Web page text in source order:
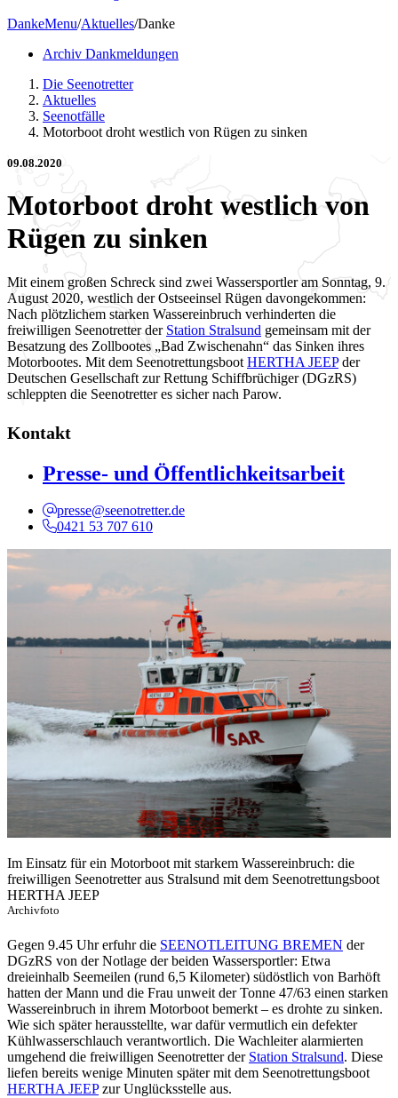
DankeMenu/Aktuelles/Danke
Archiv Dankmeldungen
Die Seenotretter
Aktuelles
Seenotfälle
Motorboot droht westlich von Rügen zu sinken
09.08.2020
Motorboot droht westlich von
Rügen zu sinken
Mit einem großen Schreck sind zwei Wassersportler am Sonntag, 9.
August 2020, westlich der Ostseeinsel Rügen davongekommen:
Nach plötzlichem starken Wassereinbruch verhinderten die
freiwilligen Seenotretter der Station Stralsund gemeinsam mit der
Besatzung des Zollbootes „Bad Zwischenahn“ das Sinken ihres
Motorbootes. Mit dem Seenotrettungsboot HERTHA JEEPder
Deutschen Gesellschaft zur Rettung Schiffbrüchiger (DGzRS)
schleppten die Seenotretter es sicher nach Parow.
Kontakt
Presse- und Öffentlichkeitsarbeit
presse@seenotretter.de
0421 53 707 610
Im Einsatz für ein Motorboot mit starkem Wassereinbruch: die
freiwilligen Seenotretter aus Stralsund mit dem Seenotrettungsboot
HERTHA JEEP
Archivfoto
Gegen 9.45 Uhr erfuhr die SEENOTLEITUNG BREMEN der
DGzRS von der Notlage der beiden Wassersportler: Etwa
dreieinhalb Seemeilen (rund 6,5 Kilometer) südöstlich von Barhöft
hatten der Mann und die Frau unweit der Tonne 47/63 einen starken
Wassereinbruch in ihrem Motorboot bemerkt – es drohte zu sinken.
Wie sich später herausstellte, war dafür vermutlich ein defekter
Kühlwasserschlauch verantwortlich. Die Wachleiter alarmierten
umgehend die freiwilligen Seenotretter der Station Stralsund. Diese
liefen bereits wenige Minuten später mit dem Seenotrettungsboot
HERTHA JEEPzur Unglücksstelle aus.